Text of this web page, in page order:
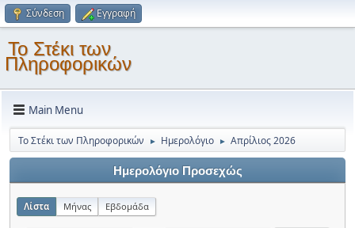
Σύνδεση Εγγραφή
Το Στέκι των
Πληροφορικών
Main Menu
Το Στέκι των Πληροφορικών ► Ημερολόγιο ► Απρίλιος 2026
Ημερολόγιο Προσεχώς
Λίστα Μήνας Εβδομάδα